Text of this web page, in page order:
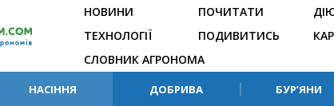
НОВИНИ
ТЕХНОЛОГІЇ
ПОЧИТАТИ
ПОДИВИТИСЬ
СЛОВНИК АГРОНОМА
НАСІННЯ ДОБРИВА БУР’ЯНИ